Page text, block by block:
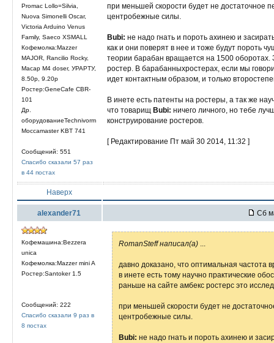
Promac Lollo=Silvia,
Nuova Simonelli Oscar,
Victoria Arduino Venus
Family, Saeco XSMALL
Кофемолка:Mazzer
MAJOR, Rancilio Rocky,
Macap M4 doser, УРАРТУ,
8.50р, 9.20р
Ростер:GeneCafe CBR-
101
Др.
оборудованиеTechnivorm
Moccamaster KBT 741
Сообщений: 551
Спасибо сказали 57 раз
в 44 постах
при меньшей скорости будет не достаточное
центробежные силы.
Bubi: не надо гнать и пороть ахинею и
как и они поверят в нее и тоже будут пороть
теории барабан вращается на 1500
ростер. В барабанныхростерах, если мы
идет контактным образом, и только
В инете есть патенты на ростеры, а так же
что товарищ Bubi: ничего личного, но тебе
конструирование ростеров.
[ Редактирование Пт май 30 2014, 11:32 ]
Наверх
alexander71 Сб
Кофемашина:Bezzera
unica
Кофемолка:Mazzer mini A
Ростер:Santoker 1.5
Сообщений: 222
Спасибо сказали 9 раз в
8 постах
RomanSteff написал(а)
давно доказано, что оптимальная частота
в инете есть тому научно практические
раньше на сайте амбекс ростерс это
при меньшей скорости будет не
центробежные силы.
Bubi: не надо гнать и пороть ахинею и